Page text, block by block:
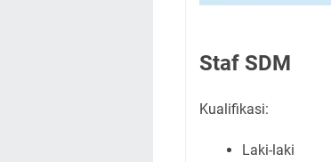
Staf SDM
Kualifikasi:
Laki-laki